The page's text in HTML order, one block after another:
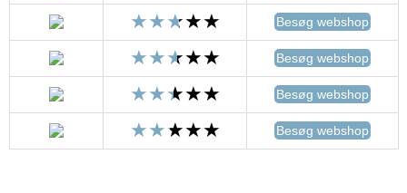
Besøg webshop
Besøg webshop
Besøg webshop
Besøg webshop